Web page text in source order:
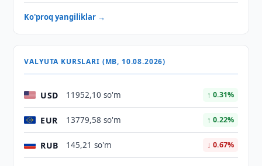
Ko'proq yangiliklar →
VALYUTA KURSLARI (MB, 10.08.2026)
USD 11952,10 so'm ↑ 0.31%
EUR 13779,58 so'm ↑ 0.22%
RUB 145,21 so'm ↓ 0.67%